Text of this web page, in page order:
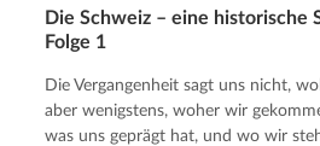
Die Schweiz – eine historische
Folge 1
Die Vergangenheit sagt uns nicht,
aber wenigstens, woher wir
was uns geprägt hat, und wo wir